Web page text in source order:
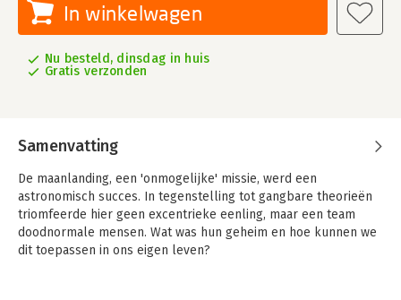
In winkelwagen
Nu besteld, dinsdag in huis
Gratis verzonden
Samenvatting
De maanlanding, een 'onmogelijke' missie, werd een
astronomisch succes. In tegenstelling tot gangbare theorieën
triomfeerde hier geen excentrieke eenling, maar een team
doodnormale mensen. Wat was hun geheim en hoe kunnen we
dit toepassen in ons eigen leven?